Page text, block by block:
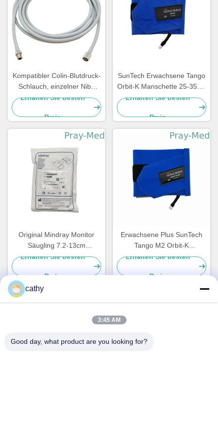
Kompatibler Colin-Blutdruck-
Schlauch, einzelner Nibp
Durchmesser PVCs
Erhalten Sie besten
Preis
SunTech Erwachsene Tango
Orbit-K Manschette 25-35cm
98-0061-02
Erhalten Sie besten
Preis
Original Mindray Monitor
Säugling 7.2-13cm
Blutdruckmanschette
wiederverwendbar CM1201
Erhalten Sie besten
Preis
Erwachsene Plus SunTech
Tango M2 Orbit-K
Blutdruckmanschetten 27-
Erhalten Sie besten
Preis
Schnelle Kontaktaufnahme
Anschrift
cathy
3:45 AM
Good day, what product are you looking for?